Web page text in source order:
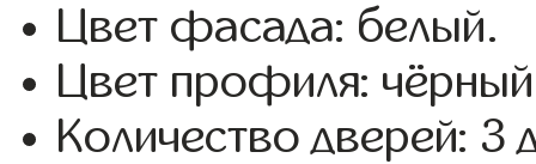
Цвет фасада: белый.
Цвет профиля:
Количество дверей: 3